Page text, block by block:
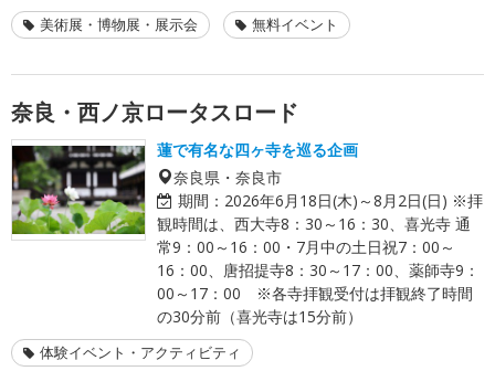
美術展・博物展・展示会 無料イベント
奈良・西ノ京ロータスロード
蓮で有名な四ヶ寺を巡る企画
奈良県・奈良市
期間： 2026年6月18日(木)～8月2日(日) ※拝
観時間は、西大寺8：30～16：30、喜光寺 通
常9：00～16：00・7月中の土日祝7：00～
16：00、唐招提寺8：30～17：00、薬師寺9：
00～17：00 ※各寺拝観受付は拝観終了時間
の30分前（喜光寺は15分前）
体験イベント・アクティビティ